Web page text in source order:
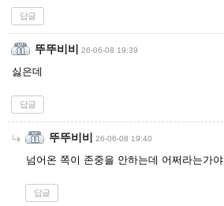
답글
뚜뚜비비 26-06-08 19:39
싫은데
답글
뚜뚜비비 26-06-08 19:40
넘어온 쪽이 존중을 안하는데 어쩌라는가야
답글